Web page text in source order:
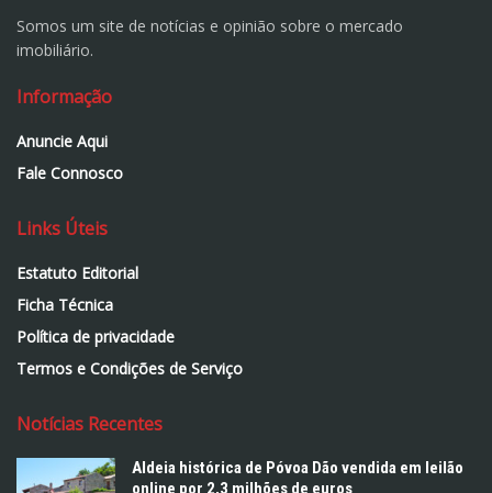
Somos um site de notícias e opinião sobre o mercado
imobiliário.
Informação
Anuncie Aqui
Fale Connosco
Links Úteis
Estatuto Editorial
Ficha Técnica
Política de privacidade
Termos e Condições de Serviço
Notícias Recentes
Aldeia histórica de Póvoa Dão vendida em leilão
online por 2,3 milhões de euros